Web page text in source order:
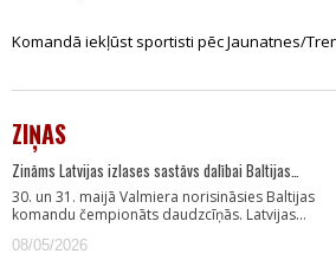
Komandā iekļūst sportisti pēc Jaunatnes/
ZIŅAS
Zināms Latvijas izlases sastāvs dalībai Baltijas…
30. un 31. maijā Valmiera norisināsies Baltijas
komandu čempionāts daudzcīņās. Latvijas…
08/05/2026